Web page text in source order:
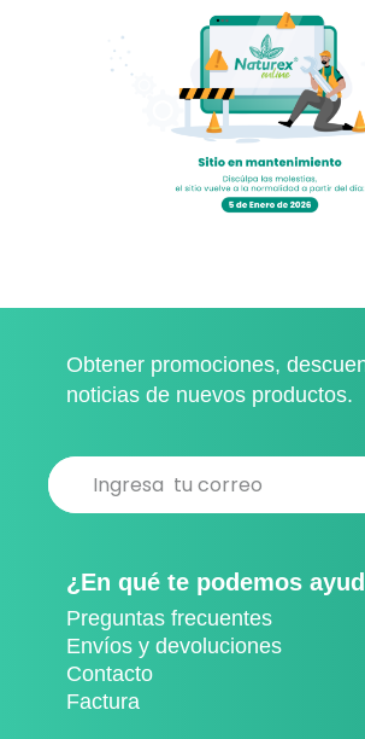
Obtener promociones,
noticias de nuevos productos.
¿En qué te podemos
Preguntas frecuentes
Envíos y devoluciones
Contacto
Factura